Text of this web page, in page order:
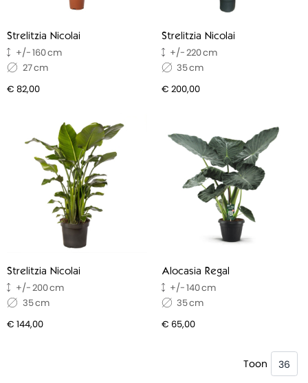
Strelitzia Nicolai
160
27
€ 82,00
Strelitzia Nicolai
220
35
€ 200,00
Strelitzia Nicolai
200
35
€ 144,00
Alocasia Regal
140
35
€ 65,00
Toon